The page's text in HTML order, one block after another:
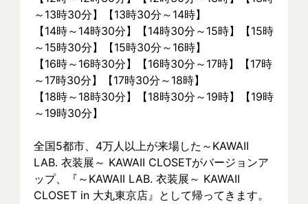
～13時30分】【13時30分～14時】
【14時～14時30分】【14時30分～15時】【15時
～15時30分】【15時30分～16時】
【16時～16時30分】【16時30分～17時】【17時
～17時30分】【17時30分～18時】
【18時～18時30分】【18時30分～19時】【19時
～19時30分】
全国5都市、4万⼈以上が来場した～KAWAII
LAB. 衣装展～ KAWAII CLOSETがバージョンア
ップ、『～KAWAII LAB. 衣装展～ KAWAII
CLOSET in 大丸東京店』として帰ってきます。